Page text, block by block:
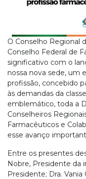
O Conselho Regional
Conselho Federal de
significativo com o
nossa nova sede, um
profissão, concebido
às demandas da
emblemático, toda a
Conselheiros
Farmacêuticos e
esse avanço
Entre os presentes
Nobre, Presidente da
Presidente; Dra. Vania